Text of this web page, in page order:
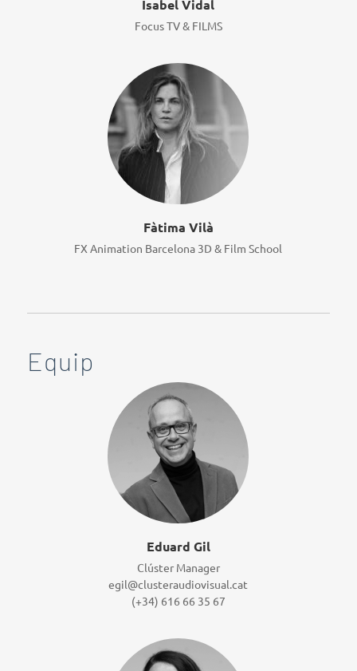
Isabel Vidal
Focus TV & FILMS
Fàtima Vilà
FX Animation Barcelona 3D & Film School
Equip
Eduard Gil
Clúster Manager
egil@clusteraudiovisual.cat
(+34) 616 66 35 67